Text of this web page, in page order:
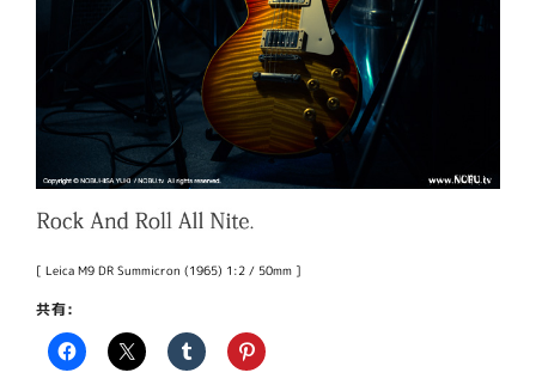
[ Leica M9 DR Summicron (1965) 1:2 / 50mm ]
共有: